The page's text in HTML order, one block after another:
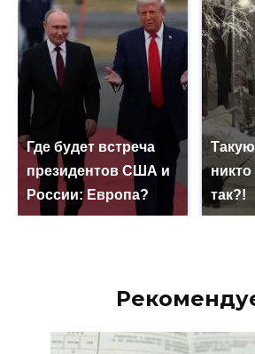
Где будет встреча
президентов США и
России: Европа?
никто
так?!